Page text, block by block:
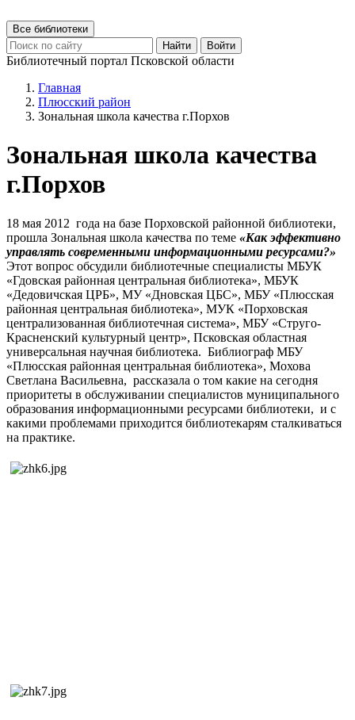
Все библиотеки
Найти
Войти
Библиотечный портал Псковской области
Главная
Плюсский район
Зональная школа качества г.Порхов
Зональная школа качества
г.Порхов
18 мая 2012 года на базе Порховской районной библиотеки,
прошла Зональная школа качества по теме «Как эффективно
управлять современными информационными ресурсами?»
Этот вопрос обсудили библиотечные специалисты МБУК
«Гдовская районная центральная библиотека», МБУК
«Дедовичская ЦРБ», МУ «Дновская ЦБС», МБУ «Плюсская
районная центральная библиотека», МУК «Порховская
централизованная библиотечная система», МБУ «Струго-
Красненский культурный центр», Псковская областная
универсальная научная библиотека. Библиограф МБУ
«Плюсская районная центральная библиотека», Мохова
Светлана Васильевна, рассказала о том какие на сегодня
приоритеты в обслуживании специалистов муниципального
образования информационными ресурсами библиотеки, и с
какими проблемами приходится библиотекарям сталкиваться
на практике.